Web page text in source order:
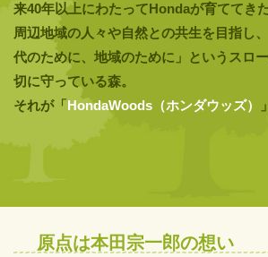
来40年以上にわたってHondaが育ててきた
周辺地域の人々や自然との共生を目指し
代のために、地域のために」 というスロ
切に守っている森。
それが「 HondaWoods （ホンダウッズ）
原点は本田宗一郎の想い